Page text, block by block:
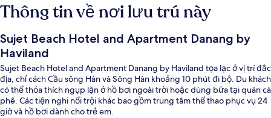
Thông tin về nơi lưu trú này
Sujet Beach Hotel and Apartment Danang by
Haviland
Sujet Beach Hotel and Apartment Danang by Haviland tọa lạc ở vị trí đắc
địa, chỉ cách Cầu sông Hàn và Sông Hàn khoảng 10 phút đi bộ. Du khách
có thể thỏa thích ngụp lặn ở hồ bơi ngoài trời hoặc dùng bữa tại quán cà
phê. Các tiện nghi nổi trội khác bao gồm trung tâm thể thao phục vụ 24
giờ và hồ bơi dành cho trẻ em.